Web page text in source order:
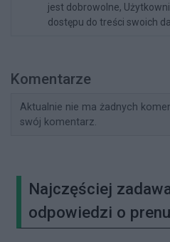
jest dobrowolne,
dostępu do treści swoich
Komentarze
Aktualnie nie ma żadnych
swój komentarz.
Najczęściej
odpowiedzi o